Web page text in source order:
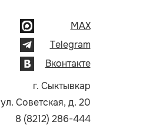
MAX
Telegram
Вконтакте
г. Сыктывкар
ул. Советская, д. 20
8 (8212) 286-444